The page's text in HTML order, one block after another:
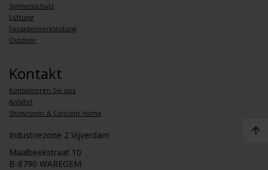
Sonnenschutz
Lüftung
Fassadenverkleidung
Outdoor
Kontakt
Kontaktieren Sie uns
Anfahrt
Showroom & Concept Home
Industriezone 2 Vijverdam
Maalbeekstraat 10
B-8790 WAREGEM